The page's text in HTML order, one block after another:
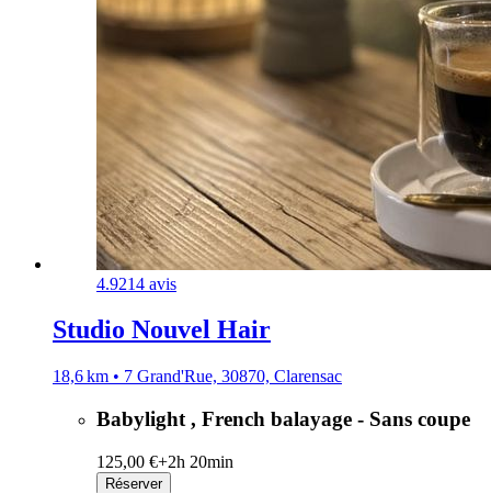
4.9214 avis
Studio Nouvel Hair
18,6 km • 7 Grand'Rue, 30870, Clarensac
Babylight , French balayage - Sans coupe
125,00 €+2h 20min
Réserver